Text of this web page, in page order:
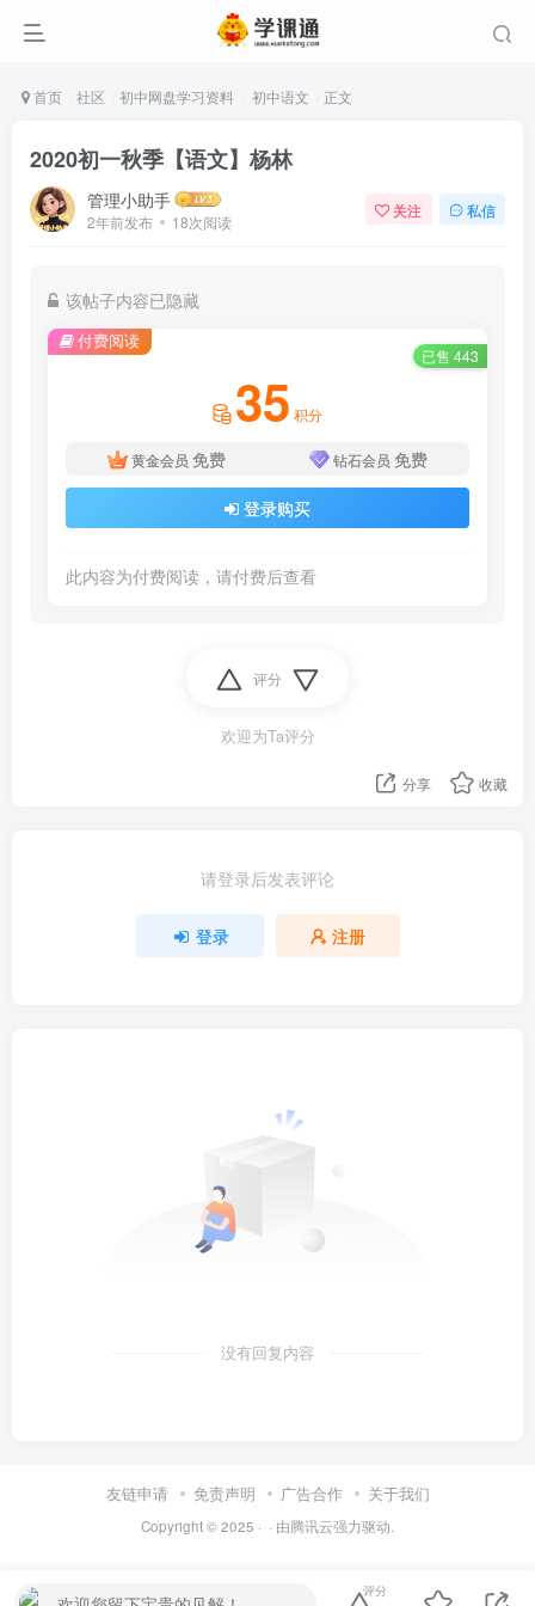
首页 社区 初中网盘学习资料 初中语文 正文
2020初一秋季【语文】杨林
管理小助手
2年前发布 18次阅读
关注 私信
该帖子内容已隐藏
付费阅读
已售 443
35 积分
黄金会员 免费 钻石会员 免费
登录购买
此内容为付费阅读，请付费后查看
评分
欢迎为Ta评分
分享 收藏
请登录后发表评论
登录 注册
没有回复内容
友链申请 免责声明 广告合作 关于我们
Copyright © 2025 · · 由腾讯云强力驱动.
评分